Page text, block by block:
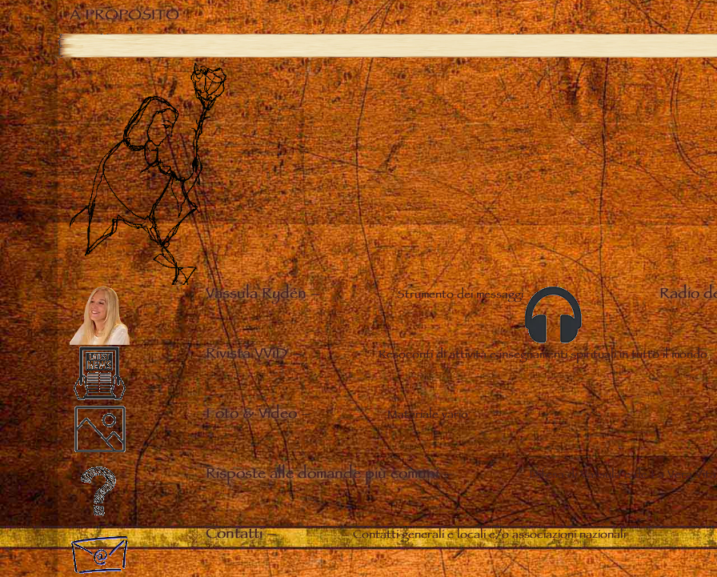
A PROPOSITO
Vassula Rydén– Strumento dei messaggi Radio
Rivista VViD– Resoconti di attività e insegnamenti spirituali in tutto il mondo
Foto & Video– Materiale vario
Risposte alle domande più comuni– Difesa di Vassula e de La Vera
Contatti– Contatti generali e locali e/o associazioni nazionali